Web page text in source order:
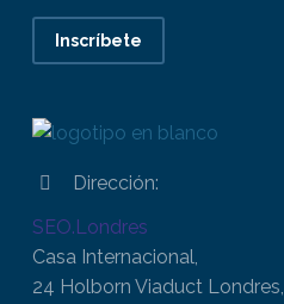
Inscríbete


Dirección:
SEO.Londres
Casa Internacional,
24 Holborn Viaduct Londres,